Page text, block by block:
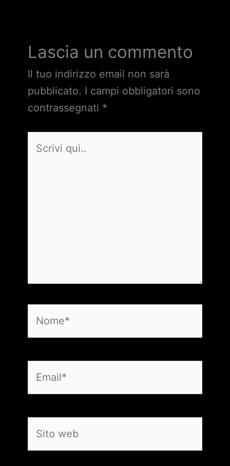
Lascia un commento
Il tuo indirizzo email non sarà
pubblicato. I campi obbligatori sono
contrassegnati *
qui..
web